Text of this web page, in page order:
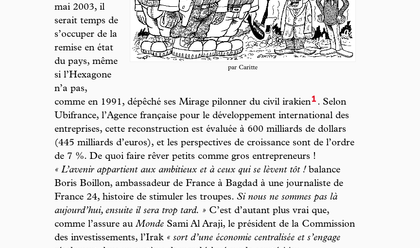
par Caritte
mai 2003, il
serait temps de
s’occuper de la
remise en état
du pays, même
si l’Hexagone
n’a pas,
comme en 1991, dépêché ses Mirage pilonner du civil irakien1 . Selon
Ubifrance, l’Agence française pour le développement international des
entreprises, cette reconstruction est évaluée à 600 milliards de dollars
(445 milliards d’euros), et les perspectives de croissance sont de l’ordre
de 7 %. De quoi faire rêver petits comme gros entrepreneurs !
« L’avenir appartient aux ambitieux et à ceux qui se lèvent tôt ! balance
Boris Boillon, ambassadeur de France à Bagdad à une journaliste de
France 24, histoire de stimuler les troupes. Si nous ne sommes pas là
aujourd’hui, ensuite il sera trop tard. » C’est d’autant plus vrai que,
comme l’assure auMonde Sami Al Araji, le président de la Commission
des investissements, l’Irak « sort d’une économie centralisée et s’engage